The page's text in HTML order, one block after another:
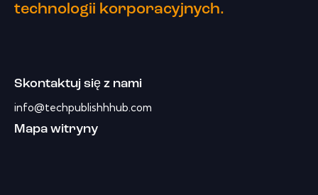
technologii korporacyjnych.
Skontaktuj się z nami
info@techpublishhhub.com
Mapa witryny